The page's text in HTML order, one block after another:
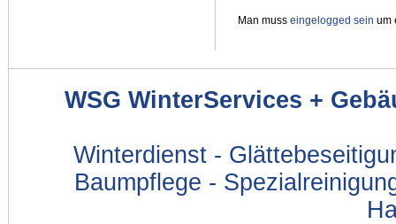
Man muss eingelogged sein um
WSG WinterServices +
Winterdienst -
Baumpflege -